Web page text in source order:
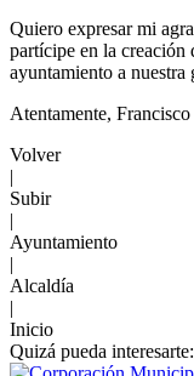
Quiero expresar mi
partícipe en la creación
ayuntamiento a nuestra
Atentamente,
Volver
|
Subir
|
Ayuntamiento
|
Alcaldía
|
Inicio
Quizá pueda interesarte: